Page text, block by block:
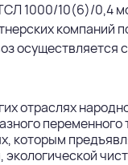
1000/10(6)/0,4
компаний
осуществляется
отраслях
которым